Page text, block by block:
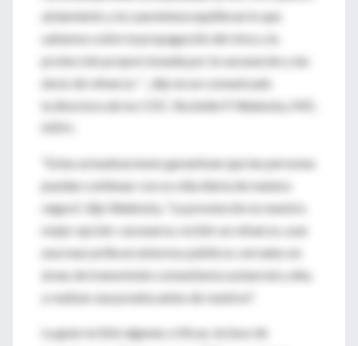
aislamiento y la cuarentena equilibran lo que
sabemos sobre la propagación del virus y la
protección proporcionada por la vacunación y las
dosis de refuerzo ”
dijo en un comunicado
ladirectora de los CDC, Rochelle P. Walensky, MD,
“Estas actualizaciones garantizan que las personas
puedan continuar con su vida diaria de manera
segura”, dijo Walensky.
"La prevención es nuestra
mejor opción: vacunarse, recibir un refuerzo, usar
una mascarilla en entornos públicos cerrados en
áreas de transmisión comunitaria sustancial y alta,
y realizar una prueba antes de reunirse".
La guía recibió algunas críticas, incluso de